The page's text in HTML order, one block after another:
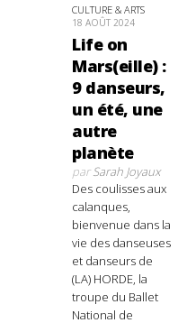
CULTURE & ARTS
18 AOÛT 2024
Life on
Mars(eille) :
9 danseurs,
un été, une
autre
planète
parSarah Joyaux
Des coulisses aux
calanques,
bienvenue dans la
vie des danseuses
et danseurs de
(LA) HORDE, la
troupe du Ballet
National de